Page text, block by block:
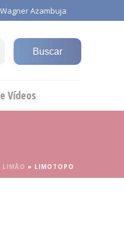
Wagner Azambuja
Vídeos
LIMÃO » LIMOTOPO